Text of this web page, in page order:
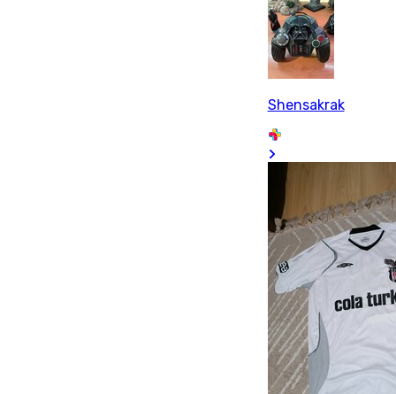
Shensakrak